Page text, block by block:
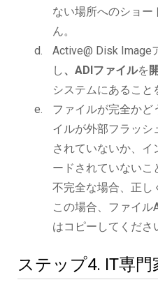
ない場所へのショー
ん。
Active@ Disk Image
し、ADIファイルを
システムにあること
ファイルが完全かど
イルが外部フラッシ
されていないか、イ
ードされていないこ
不完全な場合、正し
この場合、ファイル
はコピーしてくださ
ステップ4. IT専